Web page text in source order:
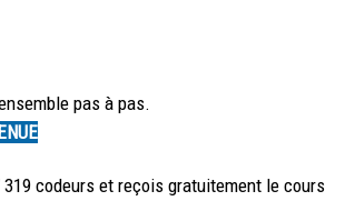
pas à pas.
codeurs et reçois gratuitement le cours